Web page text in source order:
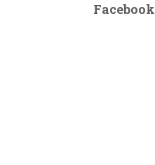
Facebook